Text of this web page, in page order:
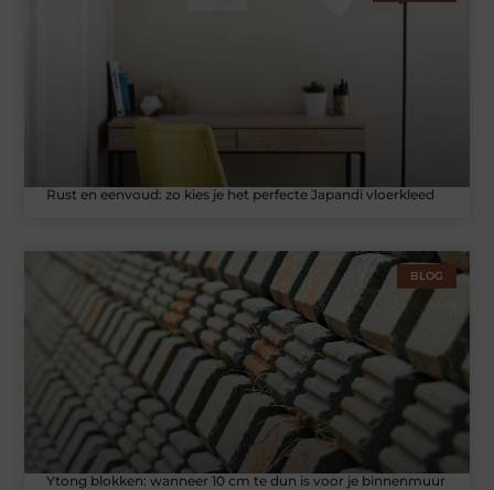
Rust en eenvoud: zo kies je het perfecte Japandi vloerkleed
BLOG
Ytong blokken: wanneer 10 cm te dun is voor je binnenmuur